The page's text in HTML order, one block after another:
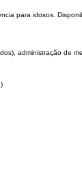
para idosos.
administração de